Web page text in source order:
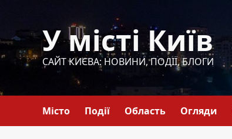
вмісту
У місті Київ
САЙТ КИЄВА: НОВИНИ, ПОДІЇ, БЛОГИ
Місто Події Область Огляди